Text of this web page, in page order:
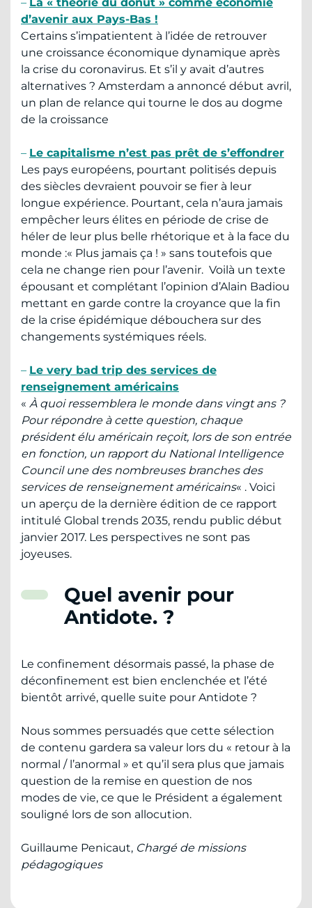
d’avenir aux Pays-Bas !
Certains s’impatientent à l’idée de retrouver
une croissance économique dynamique après
la crise du coronavirus. Et s’il y avait d’autres
alternatives ? Amsterdam a annoncé début avril,
un plan de relance qui tourne le dos au dogme
de la croissance
– Le capitalisme n’est pas prêt de s’effondrer
Les pays européens, pourtant politisés depuis
des siècles devraient pouvoir se fier à leur
longue expérience. Pourtant, cela n’aura jamais
empêcher leurs élites en période de crise de
héler de leur plus belle rhétorique et à la face du
monde :« Plus jamais ça ! » sans toutefois que
cela ne change rien pour l’avenir. Voilà un texte
épousant et complétant l’opinion d’Alain Badiou
mettant en garde contre la croyance que la fin
de la crise épidémique débouchera sur des
changements systémiques réels.
– Le very bad trip des services de
renseignement américains
« À quoi ressemblera le monde dans vingt ans ?
Pour répondre à cette question, chaque
président élu américain reçoit, lors de son entrée
en fonction, un rapport du National Intelligence
Council une des nombreuses branches des
services de renseignement américains« . Voici
un aperçu de la dernière édition de ce rapport
intitulé Global trends 2035, rendu public début
janvier 2017. Les perspectives ne sont pas
joyeuses.
Quel avenir pour
Antidote. ?
Le confinement désormais passé, la phase de
déconfinement est bien enclenchée et l’été
bientôt arrivé, quelle suite pour Antidote ?
Nous sommes persuadés que cette sélection
de contenu gardera sa valeur lors du « retour à la
normal / l’anormal » et qu’il sera plus que jamais
question de la remise en question de nos
modes de vie, ce que le Président a également
souligné lors de son allocution.
Guillaume Penicaut, Chargé de missions
pédagogiques